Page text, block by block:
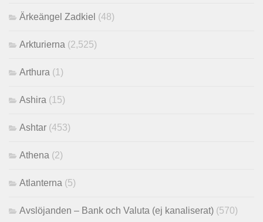
Ärkeängel Zadkiel (48)
Arkturierna (2,525)
Arthura (1)
Ashira (15)
Ashtar (453)
Athena (2)
Atlanterna (5)
Avslöjanden – Bank och Valuta (ej kanaliserat) (570)